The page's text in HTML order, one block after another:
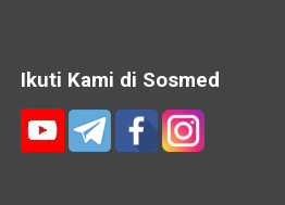
Ikuti Kami di Sosmed